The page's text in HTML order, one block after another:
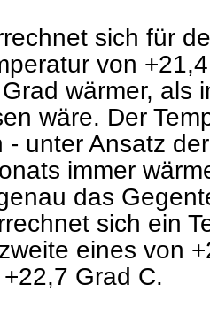
sich für
von
wärmer, als
wäre. Der
- unter Ansatz
immer
das
sich ein
eines von
Grad C.